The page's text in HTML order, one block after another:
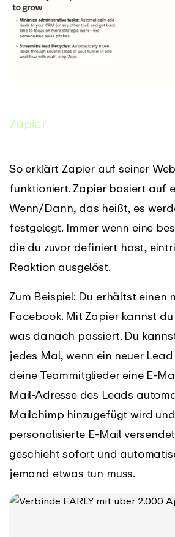
Zapier
So erklärt Zapier auf seiner
funktioniert. Zapier basiert auf
Wenn/Dann, das heißt, es
festgelegt. Immer wenn eine
die du zuvor definiert hast,
Reaktion ausgelöst.
Zum Beispiel: Du erhältst einen
Facebook. Mit Zapier kannst
was danach passiert. Du
jedes Mal, wenn ein neuer
deine Teammitglieder eine E-
Mail-Adresse des Leads
Mailchimp hinzugefügt wird
personalisierte E-Mail
geschieht sofort und
jemand etwas tun muss.